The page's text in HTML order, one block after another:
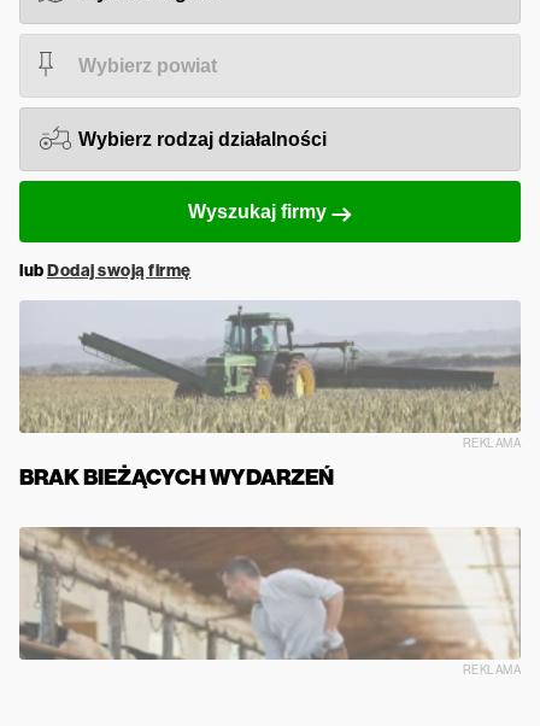
Wyszukaj firmy
lubDodaj swoją firmę
REKLAMA
BRAK BIEŻĄCYCH WYDARZEŃ
REKLAMA